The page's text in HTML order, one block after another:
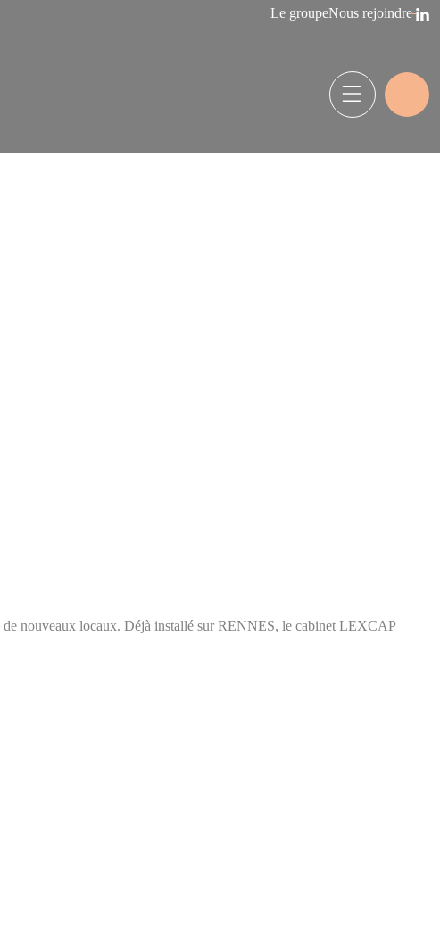
Le groupeNous rejoindre
nouveaux locaux. Déjà installé sur RENNES, le cabinet LEXCAP